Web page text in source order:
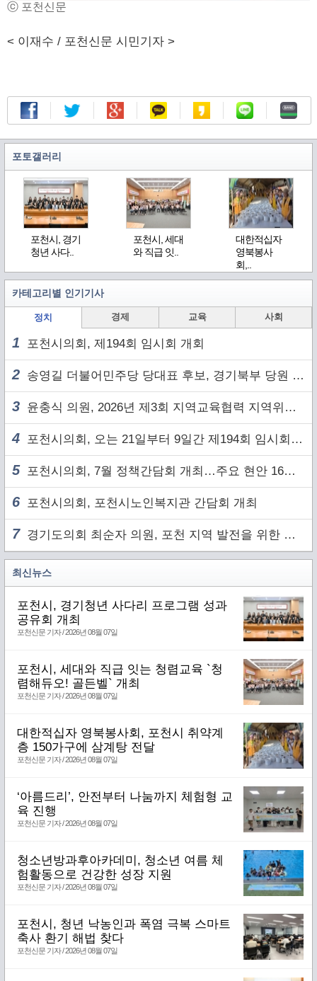
ⓒ 포천신문
< 이재수 / 포천신문 시민기자 >
포토갤러리
포천시, 경기
청년 사다..
포천시, 세대
와 직급 잇..
대한적십자
영북봉사
회,..
카테고리별 인기기사
정치 경제 교육 사회
1 포천시의회, 제194회 임시회 개회
2 송영길 더불어민주당 당대표 후보, 경기북부 당원 및 2030 세대와 ‘소통 행보’
3 윤충식 의원, 2026년 제3회 지역교육협력 지역위원회 주재
4 포천시의회, 오는 21일부터 9일간 제194회 임시회 개회
5 포천시의회, 7월 정책간담회 개최…주요 현안 16건 점검
6 포천시의회, 포천시노인복지관 간담회 개최
7경기도의회 최순자 의원, 포천 지역 발전을 위한 정담회 개최
최신뉴스
포천시, 경기청년 사다리 프로그램 성과
공유회 개최
포천신문 기자 / 2026년 08월 07일
포천시, 세대와 직급 잇는 청렴교육 `청
렴해듀오! 골든벨` 개최
포천신문 기자 / 2026년 08월 07일
대한적십자 영북봉사회, 포천시 취약계
층 150가구에 삼계탕 전달
포천신문 기자 / 2026년 08월 07일
‘아름드리’, 안전부터 나눔까지 체험형 교
육 진행
포천신문 기자 / 2026년 08월 07일
청소년방과후아카데미, 청소년 여름 체
험활동으로 건강한 성장 지원
포천신문 기자 / 2026년 08월 07일
포천시, 청년 낙농인과 폭염 극복 스마트
축사 환기 해법 찾다
포천신문 기자 / 2026년 08월 07일